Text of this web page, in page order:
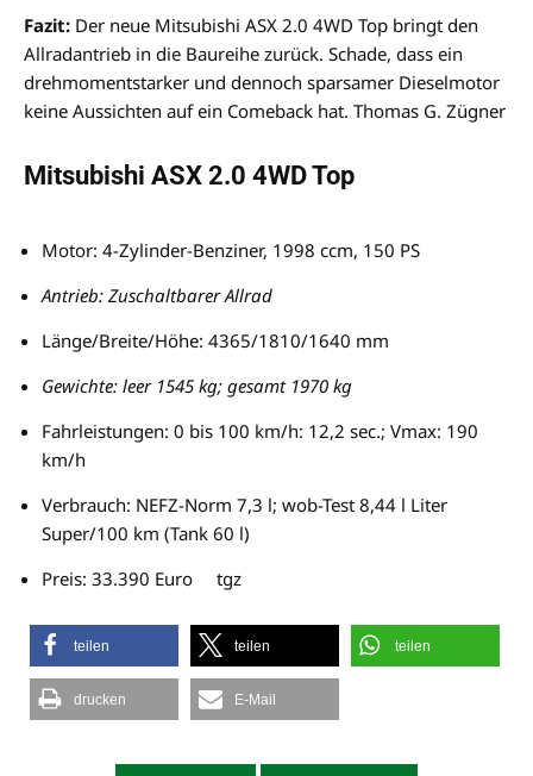
Fazit: Der neue Mitsubishi ASX 2.0 4WD Top bringt den
Allradantrieb in die Baureihe zurück. Schade, dass ein
drehmomentstarker und dennoch sparsamer Dieselmotor
keine Aussichten auf ein Comeback hat. Thomas G. Zügner
Mitsubishi ASX 2.0 4WD Top
Motor: 4-Zylinder-Benziner, 1998 ccm, 150 PS
Antrieb: Zuschaltbarer Allrad
Länge/Breite/Höhe: 4365/1810/1640 mm
Gewichte: leer 1545 kg; gesamt 1970 kg
Fahrleistungen: 0 bis 100 km/h: 12,2 sec.; Vmax: 190
km/h
Verbrauch: NEFZ-Norm 7,3 l; wob-Test 8,44 l Liter
Super/100 km (Tank 60 l)
Preis: 33.390 Euro tgz
teilen teilen teilen
drucken E-Mail